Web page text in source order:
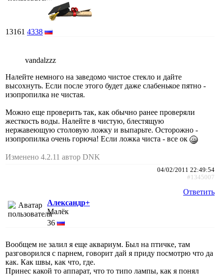
13161 4338
vandalzzz
Налейте немного на заведомо чистое стекло и дайте
высохнуть. Если после этого будет даже слабенькое пятно -
изопропилка не чистая.
Можно еще проверить так, как обычно ранее проверяли
жесткость воды. Налейте в чистую, блестящую
нержавеющую столовую ложку и выпарьте. Осторожно -
изопропилка очень горюча! Если ложка чиста - все ок
Изменено 4.2.11 автор DNK
04/02/2011 22:49:54
#1345007
Ответить
Александр+
Малёк
36
Вообщем не залил я еще аквариум. Был на птичке, там
разговорился с парнем, говорит дай я приду посмотрю что да
как. Как швы, как что, где.
Принес какой то аппарат, что то типо лампы, как я понял